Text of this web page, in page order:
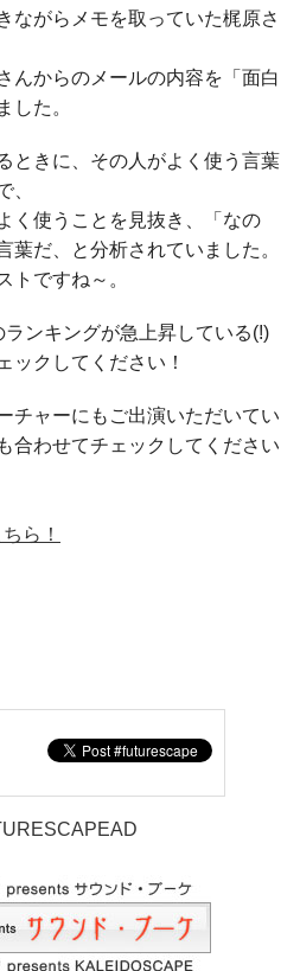
ながらメモを取っていた梶原さ
んからのメールの内容を「面白
した。
ときに、その人がよく使う言葉
、
く使うことを見抜き、「なの
葉だ、と分析されていました。
トですね～。
ンキングが急上昇している(!)
ックしてください！
チャーにもご出演いただいてい
合わせてチェックしてください
ら！